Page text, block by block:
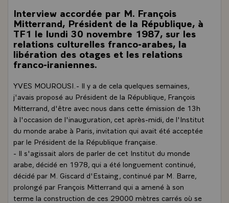
Interview accordée par M. François
Mitterrand, Président de la République, à
TF1 le lundi 30 novembre 1987, sur les
relations culturelles franco-arabes, la
libération des otages et les relations
franco-iraniennes.
YVES MOUROUSI.- Il y a de cela quelques semaines,
j'avais proposé au Président de la République, François
Mitterrand, d'être avec nous dans cette émission de 13h
à l'occasion de l'inauguration, cet après-midi, de l'Institut
du monde arabe à Paris, invitation qui avait été acceptée
par le Président de la République française.
- Il s'agissait alors de parler de cet Institut du monde
arabe, décidé en 1978, qui a été longuement continué,
décidé par M. Giscard d'Estaing, continué par M. Barre,
prolongé par François Mitterrand qui a amené à son
terme la construction de ces 29000 mètres carrés où se